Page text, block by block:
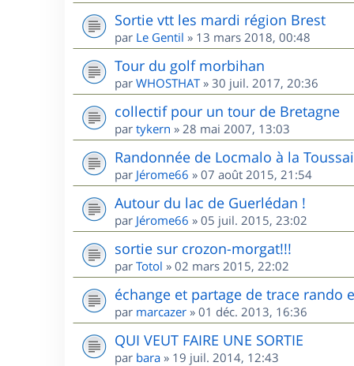
Sortie vtt les mardi région Brest
par Le Gentil » 13 mars 2018, 00:48
Tour du golf morbihan
par WHOSTHAT» 30 juil. 2017, 20:36
collectif pour un tour de Bretagne
par tykern » 28 mai 2007, 13:03
Randonnée de Locmalo à la
par Jérome66 » 07 août 2015, 21:54
Autour du lac de Guerlédan !
par Jérome66 » 05 juil. 2015, 23:02
sortie sur crozon-morgat!!!
par Totol » 02 mars 2015, 22:02
échange et partage de trace rando
par marcazer » 01 déc. 2013, 16:36
QUI VEUT FAIRE UNE SORTIE
par bara » 19 juil. 2014, 12:43